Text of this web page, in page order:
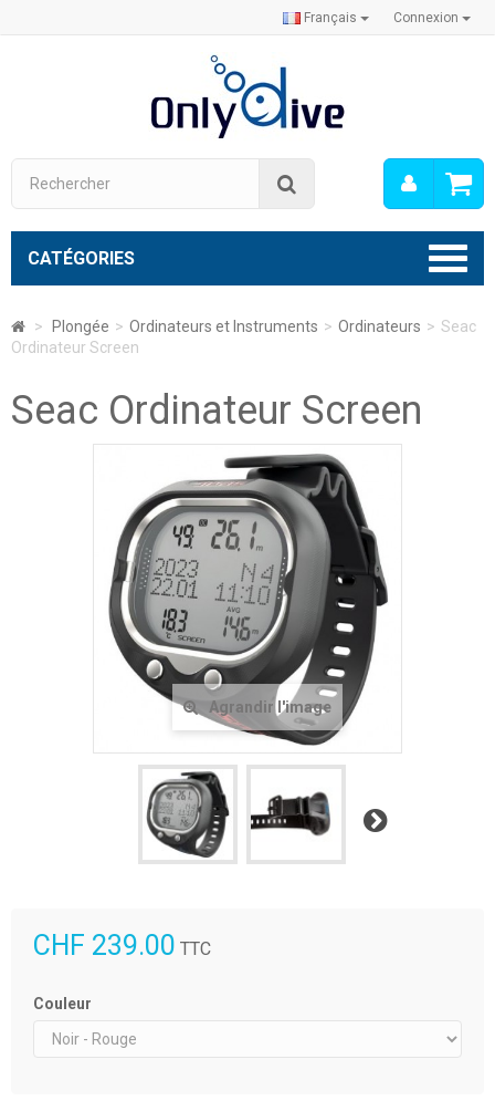
Connexion
Français
Mon
CATÉGORIES
> Plongée > Ordinateurs et Instruments > Ordinateurs > Seac
Ordinateur Screen
Seac Ordinateur Screen
Agrandir l'image
Suivant
CHF 239.00 TTC
Couleur